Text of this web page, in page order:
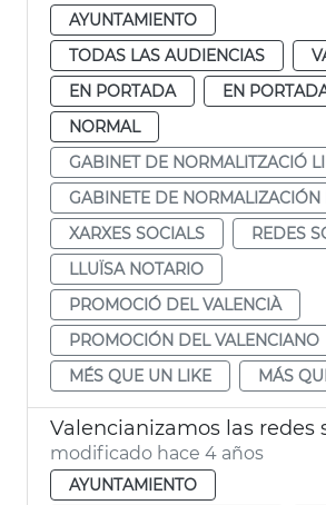
AYUNTAMIENTO
TODAS LAS AUDIENCIAS
EN PORTADA
EN
NORMAL
GABINET DE NORMALITZACIÓ
GABINETE DE NORMALIZACIÓN
XARXES SOCIALS
REDES
LLUÏSA NOTARIO
PROMOCIÓ DEL VALENCIÀ
PROMOCIÓN DEL VALENCIANO
MÉS QUE UN LIKE
MÁS
Valencianizamos las redes
modificado hace 4 años
AYUNTAMIENTO